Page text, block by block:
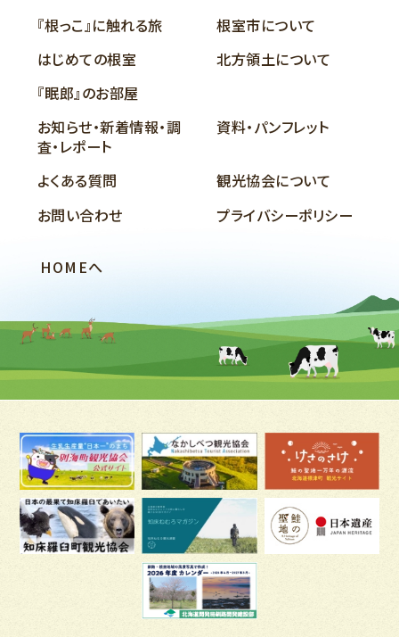
『根っこ』に触れる旅
根室市について
はじめての根室
北方領土について
『眠郎』のお部屋
お知らせ・新着情報・調
査・レポート
資料・パンフレット
よくある質問
観光協会について
お問い合わせ
プライバシーポリシー
HOMEへ